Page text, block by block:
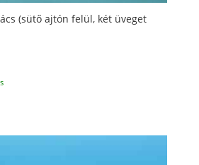
(sütő ajtón felül, két üveget